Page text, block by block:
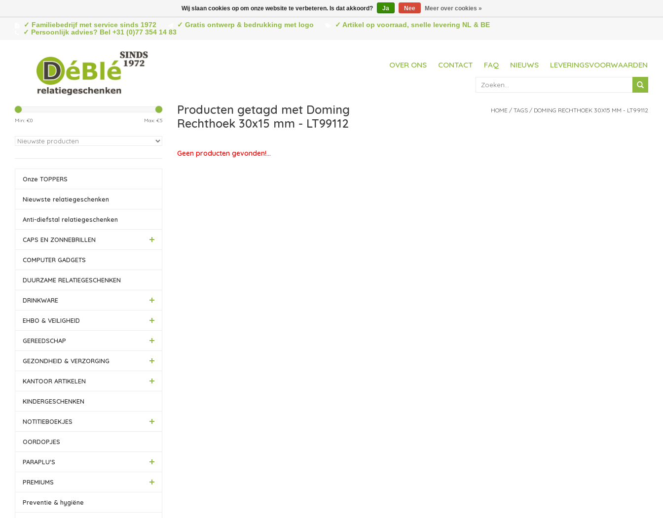
✓ Familiebedrijf met service sinds 1972 ✓ Gratis ontwerp & bedrukking met logo
✓ Artikel op voorraad, snelle levering NL & BE
✓ Persoonlijk advies? Bel +31 (0)77 354 14 83
OVER ONS CONTACT FAQ NIEUWS LEVERINGSVOORWAARDEN
Min: €0 Max: €5
Onze TOPPERS
Nieuwste relatiegeschenken
Anti-diefstal relatiegeschenken
CAPS EN ZONNEBRILLEN
COMPUTER GADGETS
DUURZAME RELATIEGESCHENKEN
DRINKWARE
EHBO & VEILIGHEID
GEREEDSCHAP
GEZONDHEID & VERZORGING
KANTOOR ARTIKELEN
KINDERGESCHENKEN
NOTITIEBOEKJES
OORDOPJES
PARAPLU'S
PREMIUMS
Preventie & hygiëne
Producten getagd met Doming
Rechthoek 30x15 mm - LT99112
HOME / TAGS / DOMING RECHTHOEK 30X15 MM - LT99112
Geen producten gevonden!...
Wij slaan cookies op om onze website te verbeteren. Is dat akkoord? Ja Nee Meer over cookies »